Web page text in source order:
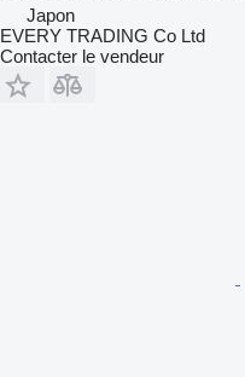
Japon
EVERY TRADING Co Ltd
Contacter le vendeur